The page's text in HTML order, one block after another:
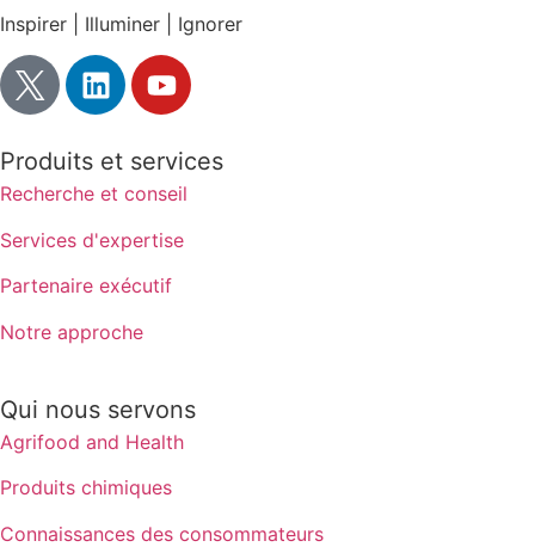
Inspirer | Illuminer | Ignorer
Produits et services
Recherche et conseil
Services d'expertise
Partenaire exécutif
Notre approche
Qui nous servons
Agrifood and Health
Produits chimiques
Connaissances des consommateurs